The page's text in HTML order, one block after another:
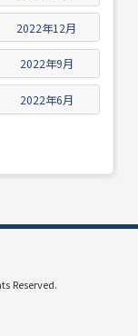
2022年12月
2022年9月
2022年6月
Reserved.